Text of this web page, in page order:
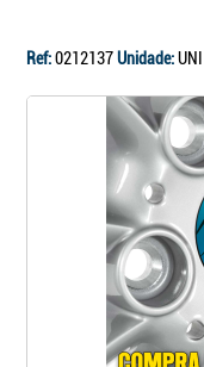
Ref:0212137Unidade:UNI